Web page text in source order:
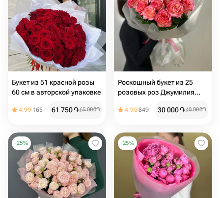
Букет из 51 красной розы
60 см в авторской упаковке
4.99 165 61 750֏65 000֏
Роскошный букет из 25
розовых роз Джумилия
4.90849 30 000֏40 000֏
-25% -25%